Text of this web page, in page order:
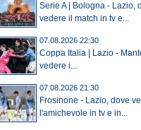
Serie A | Bologna - Lazio,
vedere il match in tv e...
07.08.2026 22:30
Coppa Italia | Lazio -
vedere i...
07.08.2026 21:30
Frosinone - Lazio, dove
l'amichevole in tv e in...